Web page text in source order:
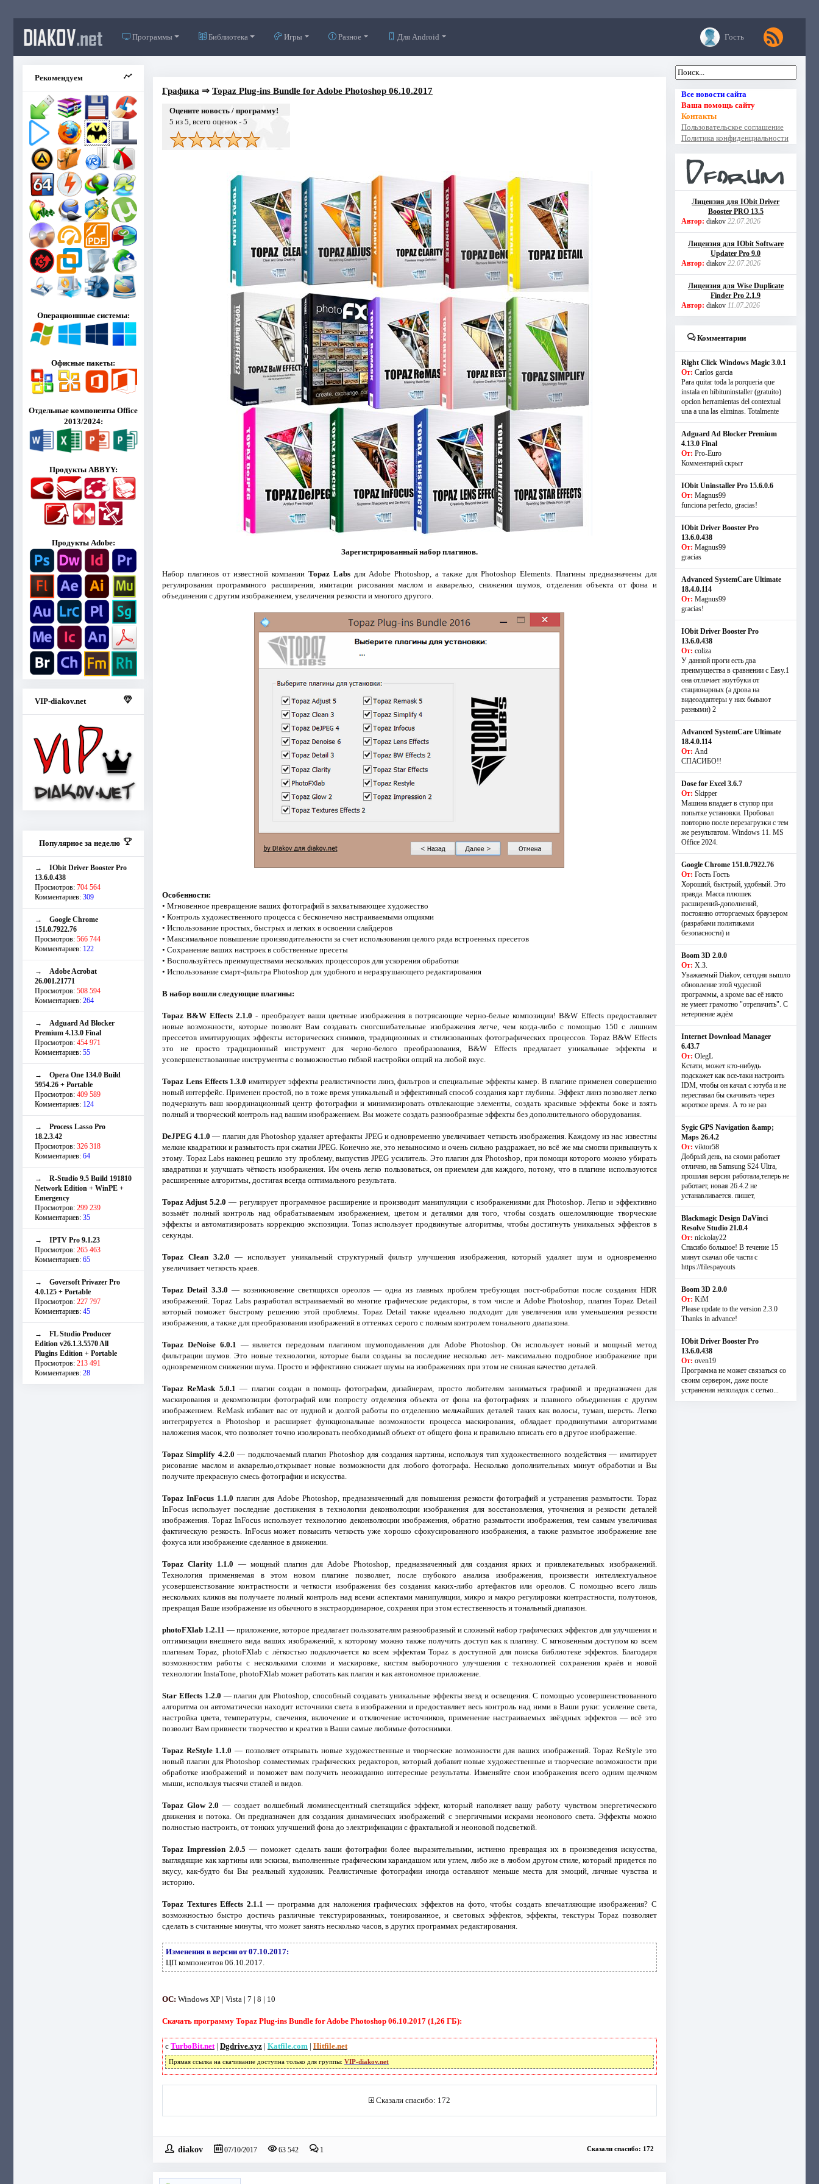
DIAKOV.net Программы Библиотека Игры Разное Для Android Гость
Рекомендуем
Операционнные системы:
Офисные пакеты:
Отдельные компоненты Office
2013/2024:
Продукты ABBYY:
Продукты Adobe:
VIP-diakov.net
Популярное за неделю
→ IObit Driver Booster Pro
13.6.0.438
Просмотров: 704 564
Комментариев: 309
→ Google Chrome
151.0.7922.76
Просмотров: 566 744
Комментариев: 122
→ Adobe Acrobat
26.001.21771
Просмотров: 508 594
Комментариев: 264
→ Adguard Ad Blocker
Premium 4.13.0 Final
Просмотров: 454 971
Комментариев: 55
→ Opera One 134.0 Build
5954.26 + Portable
Просмотров: 409 589
Комментариев: 124
→ Process Lasso Pro
18.2.3.42
Просмотров: 326 318
Комментариев: 64
→ R-Studio 9.5 Build 191810
Network Edition + WinPE +
Emergency
Просмотров: 299 239
Комментариев: 35
→ IPTV Pro 9.1.23
Просмотров: 265 463
Комментариев: 65
→ Goversoft Privazer Pro
4.0.125 + Portable
Просмотров: 227 797
Комментариев: 45
→ FL Studio Producer
Edition v26.1.3.5570 All
Plugins Edition + Portable
Просмотров: 213 491
Комментариев: 28
Графика ⇒ Topaz Plug-ins Bundle for Adobe Photoshop 06.10.2017
Оцените новость / программу!
5 из 5, всего оценок - 5
Зарегистрированный набор плагинов.
Набор плагинов от известной компании Topaz Labsдля Adobe Photoshop, а также для Photoshop Elements. Плагины предназначены для
регулирования программного расширения, имитации рисования маслом и акварелью, снижения шумов, отделения объекта от фона и
объединения с другим изображением, увеличения резкости и многого другого.
Особенности:
• Мгновенное превращение ваших фотографий в захватывающее художество
• Контроль художественного процесса с бесконечно настраиваемыми опциями
• Использование простых, быстрых и легких в освоении слайдеров
• Максимальное повышение производительности за счет использования целого ряда встроенных пресетов
• Сохранение ваших настроек в собственные пресеты
• Воспользуйтесь преимуществами нескольких процессоров для ускорения обработки
• Использование смарт-фильтра Photoshop для удобного и неразрушающего редактирования
В набор вошли следующие плагины:
Topaz B&W Effects 2.1.0 - преобразует ваши цветные изображения в потрясающие черно-белые композиции! B&W Effects предоставляет
новые возможности, которые позволят Вам создавать сногсшибательные изображения легче, чем когда-либо с помощью 150 с лишним
прессетов имитирующих эффекты исторических снимков, традиционных и стилизованных фотографических процессов. Topaz B&W Effects
это не просто традиционный инструмент для черно-белого преобразования, B&W Effects предлагает уникальные эффекты и
усовершенствованные инструменты с возможностью гибкой настройки опций на любой вкус.
Topaz Lens Effects 1.3.0 имитирует эффекты реалистичности линз, фильтров и специальные эффекты камер. В плагине применен совершенно
новый интерфейс. Применен простой, но в тоже время уникальный и эффективный способ создания карт глубины. Эффект линз позволяет легко
подчеркнуть ваш координационный центр фотографии и минимизировать отвлекающие элементы, создать красивые эффекты боке и взять
полный и творческий контроль над вашим изображением. Вы можете создать разнообразные эффекты без дополнительного оборудования.
DeJPEG 4.1.0 — плагин для Photoshop удаляет артефакты JPEG и одновременно увеличивает четкость изображения. Каждому из нас известны
мелкие квадратики и размытость при сжатии JPEG. Конечно же, это невыносимо и очень сильно раздражает, но всё же мы смогли привыкнуть к
этому. Topaz Labs наконец решило эту проблему, выпустив JPEG усилитель. Это плагин для Photoshop, при помощи которого можно убирать
квадратики и улучшать чёткость изображения. Им очень легко пользоваться, он приемлем для каждого, потому, что в плагине используются
расширенные алгоритмы, достигая всегда оптимального результата.
Topaz Adjust 5.2.0 — регулирует программное расширение и производит манипуляции с изображениями для Photoshop. Легко и эффективно
возьмёт полный контроль над обрабатываемым изображением, цветом и деталями для того, чтобы создать ошеломляющие творческие
эффекты и автоматизировать коррекцию экспозиции. Топаз используeт продвинутые алгоритмы, чтобы достигнуть уникальных эффектов в
секунды.
Topaz Clean 3.2.0 — использует уникальный структурный фильтр улучшения изображения, который удаляет шум и одновременно
увеличивает четкость краев.
Topaz Detail 3.3.0 — возникновение светящихся ореолов — одна из главных проблем требующая пост-обработки после создания HDR
изображений. Topaz Labs разработал встраиваемый во многие графические редакторы, в том числе и Adobe Photoshop, плагин Topaz Detail
который поможет быстрому решению этой проблемы. Topaz Detail также идеально подходит для увеличения или уменьшения резкости
изображения, а также для преобразования изображений в оттенках серого с полным контролем тонального диапазона.
Topaz DeNoise 6.0.1 — является передовым плагином шумоподавления для Adobe Photoshop. Он использует новый и мощный метод
фильтрации шумов. Это новые технологии, которые были созданы за последние несколько лет- максимально подробное изображение при
одновременном снижении шума. Просто и эффективно снижает шумы на изображениях при этом не снижая качество деталей.
Topaz ReMask 5.0.1 — плагин создан в помощь фотографам, дизайнерам, просто любителям заниматься графикой и предназначен для
маскирования и декомпозиции фотографий или попросту отделения объекта от фона на фотографиях и плавного объединения с другим
изображением. ReMask избавит вас от нудной и долгой работы по отделению мельчайших деталей таких как волосы, туман, шерсть. Легко
интегрируется в Photoshop и расширяет функциональные возможности процесса маскирования, обладает продвинутыми алгоритмами
наложения масок, что позволяет точно изолировать необходимый объект от общего фона и правильно вписать его в другое изображение.
Topaz Simplify 4.2.0 — подключаемый плагин Photoshop для создания картины, используя тип художественного воздействия — имитирует
рисование маслом и акварелью,открывает новые возможности для любого фотографа. Несколько дополнительных минут обработки и Вы
получите прекрасную смесь фотографии и искусства.
Topaz InFocus 1.1.0 плагин для Adobe Photoshop, предназначенный для повышения резкости фотографий и устранения размытости. Topaz
InFocus использует последние достижения в технологии деконволюции изображения для восстановления, уточнения и резкости деталей
изображения. Topaz InFocus использует технологию деконволюции изображения, обратно размытости изображения, тем самым увеличивая
фактическую резкость. InFocus может повысить четкость уже хорошо сфокусированного изображения, а также размытое изображение вне
фокуса или изображение сделанное в движении.
Topaz Clarity 1.1.0 — мощный плагин для Adobe Photoshop, предназначенный для создания ярких и привлекательных изображений.
Технология применяемая в этом новом плагине позволяет, после глубокого анализа изображения, произвести интеллектуальное
усовершенствование контрастности и четкости изображения без создания каких-либо артефактов или ореолов. С помощью всего лишь
нескольких кликов вы получаете полный контроль над всеми аспектами манипуляции, микро и макро регулировки контрастности, полутонов,
превращая Ваше изображение из обычного в экстраординарное, сохраняя при этом естественность и тональный диапазон.
photoFXlab 1.2.11 — приложение, которое предлагает пользователям разнообразный и сложный набор графических эффектов для улучшения и
оптимизации внешнего вида ваших изображений, к которому можно также получить доступ как к плагину. С мгновенным доступом ко всем
плагинам Topaz, photoFXlab с лёгкостью подключается ко всем эффектам Topaz в доступной для поиска библиотеке эффектов. Благодаря
возможностям работы с несколькими слоями и маскировке, кистям выборочного улучшения с технологией сохранения краёв и новой
технологии InstaTone, photoFXlab может работать как плагин и как автономное приложение.
Star Effects 1.2.0 — плагин для Photoshop, способный создавать уникальные эффекты звезд и освещения. С помощью усовершенствованного
алгоритма он автоматически находит источники света в изображении и предоставляет весь контроль над ними в Ваши руки: усиление света,
настройка цвета, температуры, свечения, включение и отключение источников, применение настраиваемых звёздных эффектов — всё это
позволит Вам привнести творчество и креатив в Ваши самые любимые фотоснимки.
Topaz ReStyle 1.1.0 — позволяет открывать новые художественные и творческие возможности для ваших изображений. Topaz ReStyle это
новый плагин для Photoshop совместимых графических редакторов, который добавит новые художественные и творческие возможности при
обработке изображений и поможет вам получить неожиданно интересные результаты. Изменяйте свои изображения всего одним щелчком
мыши, используя тысячи стилей и видов.
Topaz Glow 2.0 — создает волшебный люминесцентный светящийся эффект, который наполняет вашу работу чувством энергетического
движения и потока. Он предназначен для создания динамических изображений с энергичными искрами неонового света. Эффекты можно
полностью настроить, от тонких улучшений фона до электрификации с фрактальной и неоновой подсветкой.
Topaz Impression 2.0.5 — поможет сделать ваши фотографии более выразительными, истинно превращая их в произведения искусства,
выглядящие как картины или эскизы, выполненные графическим карандашом или углем, либо же в любом другом стиле, который придется по
вкусу, как-будто бы Вы реальный художник. Реалистичные фотографии иногда оставляют меньше места для эмоций, личные чувства и
историю.
Topaz Textures Effects 2.1.1 — программа для наложения графических эффектов на фото, чтобы создать впечатляющие изображения? С
возможностью быстро достичь различные текстурированных, тонированное, и световых эффектов, эффекты, текстуры Topaz позволяет
сделать в считанные минуты, что может занять несколько часов, в других программах редактирования.
Изменения в версии от 07.10.2017:
ЦП компонентов 06.10.2017.
ОС: Windows XP | Vista | 7 | 8 | 10
Скачать программу Topaz Plug-ins Bundle for Adobe Photoshop 06.10.2017 (1,26 ГБ):
с TurboBit.net| Dgdrive.xyz| Katfile.com | Hitfile.net
Прямая ссылка на скачивание доступна только для группы: VIP-diakov.net
Сказали спасибо: 172
diakov 07/10/2017 63 542 1 Сказали спасибо: 172
Все новости сайта
Ваша помощь сайту
Контакты
Пользовательское соглашение
Политика конфиденциальности
Лицензия для IObit Driver
Booster PRO 13.5
Автор: diakov 22.07.2026
Лицензия для IObit Software
Updater Pro 9.0
Автор: diakov 22.07.2026
Лицензия для Wise Duplicate
Finder Pro 2.1.9
Автор: diakov 11.07.2026
Комментарии
Right Click Windows Magic 3.0.1
От: Carlos garcia
Para quitar toda la porqueria que
instala en hibituninstaller (gratuito)
opcion herramientas del contextual
una a una las eliminas. Totalmente
Adguard Ad Blocker Premium
4.13.0 Final
От: Pro-Euro
Комментарий скрыт
IObit Uninstaller Pro 15.6.0.6
От: Magnus99
funciona perfecto, gracias!
IObit Driver Booster Pro
13.6.0.438
От: Magnus99
gracias
Advanced SystemCare Ultimate
18.4.0.114
От: Magnus99
gracias!
IObit Driver Booster Pro
13.6.0.438
От: coliza
У данной проги есть два
преимущества в сравнении с Easy.1
она отличает ноутбуки от
стационарных (а дрова на
видеоадаптеры у них бывают
разными) 2
Advanced SystemCare Ultimate
18.4.0.114
От: And
СПАСИБО!!
Dose for Excel 3.6.7
От: Skipper
Машина впадает в ступор при
попытке установки. Пробовал
повторно после перезагрузки с тем
же результатом. Windows 11. MS
Offiсe 2024.
Google Chrome 151.0.7922.76
От: Гость Гость
Хороший, быстрый, удобный. Это
правда. Масса плюшек
расширений-дополнений,
постоянно отторгаемых браузером
(разрабами политиками
безопасности) и
Boom 3D 2.0.0
От: Х.З.
Уважаемый Diakov, сегодня вышло
обновление этой чудесной
программы, а кроме вас её никто
не умеет грамотно "отрепачить". С
нетерпение ждём
Internet Download Manager
6.43.7
От: OlegL
Кстати, может кто-нибудь
подскажет как все-таки настроить
IDM, чтобы он качал с ютуба и не
переставал бы скачивать через
короткое время. А то не раз
Sygic GPS Navigation &amp;
Maps 26.4.2
От: viktor58
Добрый день, на сяоми работает
отлично, на Samsung S24 Ultra,
прошлая версия работала,теперь не
работает, новая 26.4.2 не
устанавливается. пишет,
Blackmagic Design DaVinci
Resolve Studio 21.0.4
От: nickolay22
Спасибо большое! В течение 15
минут скачал обе части с
https://filespayouts
Boom 3D 2.0.0
От: KiM
Please update to the version 2.3.0
Thanks in advance!
IObit Driver Booster Pro
13.6.0.438
От: oven19
Программа не может связаться со
своим сервером, даже после
устранения неполадок с сетью...